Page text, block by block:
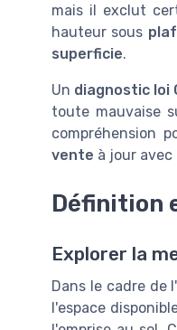
mais il exclut
hauteur sous
superficie.
Un diagnostic loi
toute mauvaise
compréhension
vente à jour
Définition
Explorer la
Dans le cadre de
l'espace